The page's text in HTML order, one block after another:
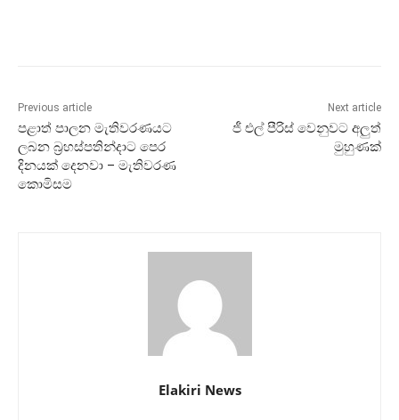
Previous article
පළාත් පාලන මැතිවරණයට
ලබන බ්‍රහස්පතින්දාට පෙර
දිනයක් දෙනවා – මැතිවරණ
කොමිසම
Next article
ජී එල් පීරිස් වෙනුවට අලුත්
මුහුණක්
Elakiri News